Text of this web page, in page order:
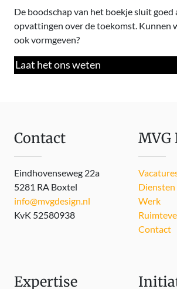
De boodschap van het boekje sluit goed
opvattingen over de toekomst. Kunnen
ook vormgeven?
Laat het ons weten
Contact
Eindhovenseweg 22a
5281 RA Boxtel
info@mvgdesign.nl
KvK 52580938
MVG
Diensten
Werk
Contact
Expertise